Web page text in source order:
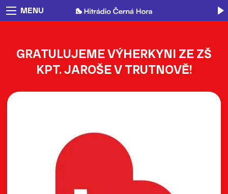
MENU
GRATULUJEME VÝHERKYNI ZE ZŠ
KPT. JAROŠE V TRUTNOVĚ!